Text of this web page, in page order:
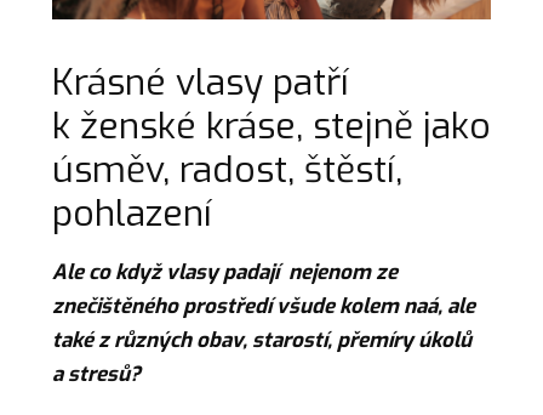
Krásné vlasy patří
k ženské kráse, stejně jako
úsměv, radost, štěstí,
pohlazení
Ale co když vlasy padají nejenom ze
znečištěného prostředí všude kolem naá, ale
také z různých obav, starostí, přemíry úkolů
a stresů?